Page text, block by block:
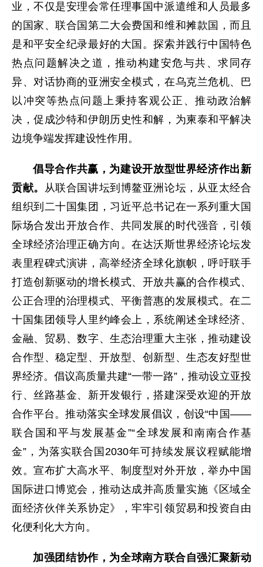
业，不仅是安理会常任理事国中派遣维和人员最多
的国家、联合国第二大会费国和维和摊款国，而且
是和平安全纪录最好的大国。探索并践行中国特色
热点问题解决之道，推动构建安危与共、求同存
异、对话协商的亚洲安全模式，在乌克兰危机、巴
以冲突等热点问题上秉持客观公正、推动政治解
决，促成沙特和伊朗历史性和解，为柬泰和平解决
边境争端发挥建设性作用。
倡导合作共赢，为建设开放型世界经济作出新
贡献。 从联合国讲坛到博鳌亚洲论坛，从亚太经合
组织到二十国集团，习近平总书记在一系列重大国
际场合发出开放合作、共同发展的时代强音，引领
全球经济治理正确方向。在达沃斯世界经济论坛发
表里程碑式演讲，高举经济全球化旗帜，呼吁联手
打造创新驱动的增长模式、开放共赢的合作模式、
公正合理的治理模式、平衡普惠的发展模式。在二
十国集团领导人里约峰会上，系统阐述全球经济、
金融、贸易、数字、生态治理重大主张，推动建设
合作型、稳定型、开放型、创新型、生态友好型世
界经济。倡议高质量共建“一带一路”，推动设立亚投
行、丝路基金、新开发银行，搭建深受欢迎的开放
合作平台。推动落实全球发展倡议，创设“中国——
联合国和平与发展基金”“全球发展和南南合作基
金”，为落实联合国2030年可持续发展议程赋能增
效。宣布扩大高水平、制度型对外开放，举办中国
国际进口博览会，推动达成并高质量实施《区域全
面经济伙伴关系协定》，牢牢引领贸易和投资自由
化便利化大方向。
加强团结协作，为全球南方联合自强汇聚新动